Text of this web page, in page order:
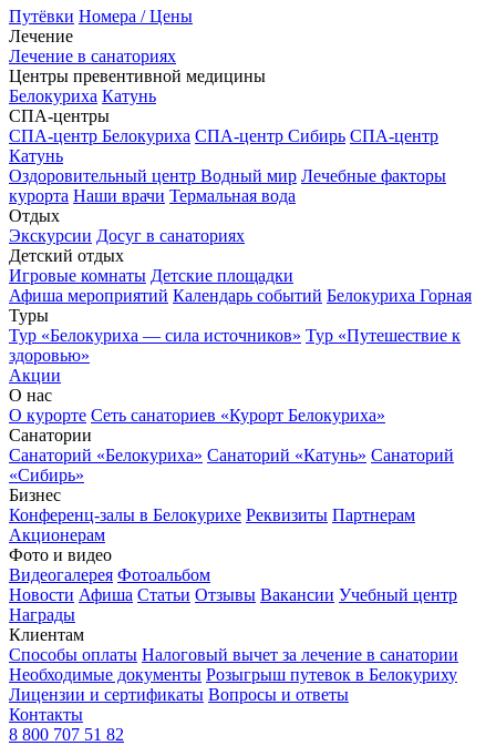
Путёвки Номера / Цены
Лечение
Лечение в санаториях
Центры превентивной медицины
Белокуриха Катунь
СПА-центры
СПА-центр Белокуриха СПА-центр Сибирь СПА-центр
Катунь
Оздоровительный центр Водный мир Лечебные факторы
курорта Наши врачи Термальная вода
Отдых
Экскурсии Досуг в санаториях
Детский отдых
Игровые комнаты Детские площадки
Афиша мероприятий Календарь событий Белокуриха Горная
Туры
Тур «Белокуриха — сила источников» Тур «Путешествие к
здоровью»
Акции
О нас
О курорте Сеть санаториев «Курорт Белокуриха»
Санатории
Санаторий «Белокуриха» Санаторий «Катунь» Санаторий
«Сибирь»
Бизнес
Конференц-залы в Белокурихе Реквизиты Партнерам
Акционерам
Фото и видео
Видеогалерея Фотоальбом
Новости Афиша Статьи Отзывы Вакансии Учебный центр
Награды
Клиентам
Способы оплаты Налоговый вычет за лечение в санатории
Необходимые документы Розыгрыш путевок в Белокуриху
Лицензии и сертификаты Вопросы и ответы
Контакты
8 800 707 51 82